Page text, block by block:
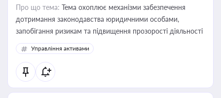
Про що тема: Тема охоплює механізми забезпечення
дотримання законодавства юридичними особами,
запобігання ризикам та підвищення прозорості діяльності
Управління активами